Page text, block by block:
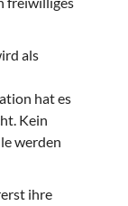
als
hat es
Kein
werden
ihre